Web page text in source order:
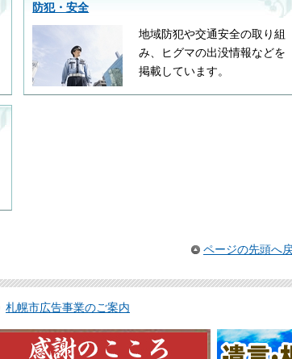
防犯・安全
地域防犯や交通安全の取り組
み、ヒグマの出没情報などを
掲載しています。
ページの先頭へ
札幌市広告事業のご案内